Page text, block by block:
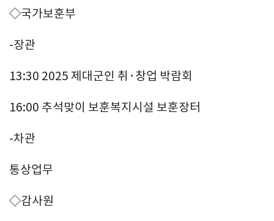
◇국가보훈부
-장관
13:30 2025 제대군인 취·창업 박람회
16:00 추석맞이 보훈복지시설 보훈장터
-차관
통상업무
◇감사원